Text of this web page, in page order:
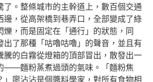
了。整條城市的主幹道上，數百個交通
邊，從高架橋到巷弄口，全部變成了綠
爍，而是固定在「通行」的狀態，同
出了那種「咕嚕咕嚕」的聲音，並且有
騰的白霧從燈箱的頂部冒出，散發出一
——麵粉蒸煮過頭的氣味。「麵粉焦
」廖沾沾是個醬料學家，對所有食物相